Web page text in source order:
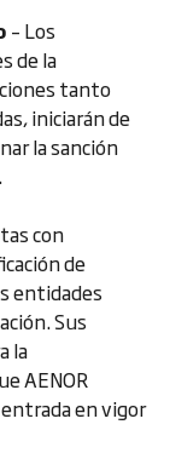
– Los
de la
tanto
iniciarán de
la sanción
con
de
entidades
Sus
la
AENOR
en vigor